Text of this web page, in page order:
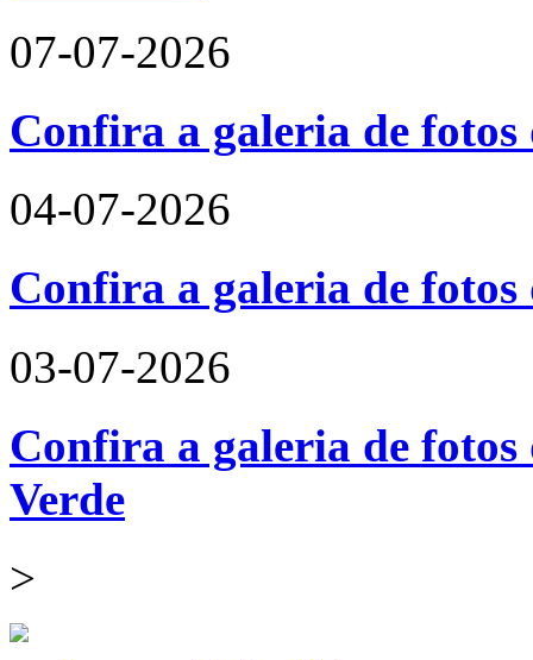
07-07-2026
Confira a galeria de
04-07-2026
Confira a galeria de
03-07-2026
Confira a galeria de
Verde
>